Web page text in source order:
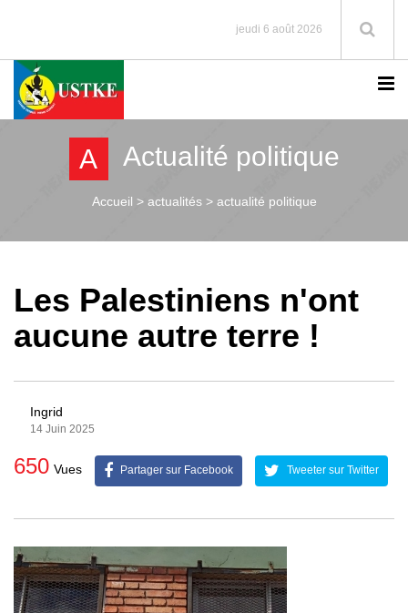
jeudi 6 août 2026
A Actualité politique
Accueil >actualités > actualité politique
Les Palestiniens n'ont
aucune autre terre !
Ingrid
14 Juin 2025
650 Vues Partager sur Facebook Tweeter sur Twitter